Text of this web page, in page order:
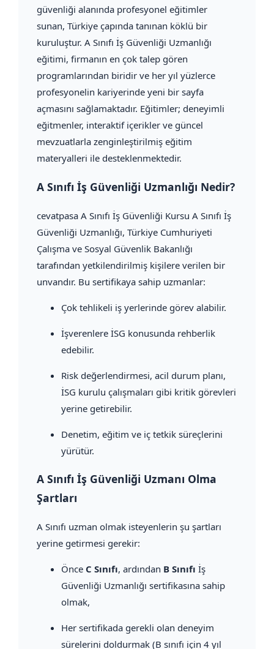
güvenliği alanında profesyonel eğitimler
sunan, Türkiye çapında tanınan köklü bir
kuruluştur. A Sınıfı İş Güvenliği Uzmanlığı
eğitimi, firmanın en çok talep gören
programlarından biridir ve her yıl yüzlerce
profesyonelin kariyerinde yeni bir sayfa
açmasını sağlamaktadır. Eğitimler; deneyimli
eğitmenler, interaktif içerikler ve güncel
mevzuatlarla zenginleştirilmiş eğitim
materyalleri ile desteklenmektedir.
A Sınıfı İş Güvenliği Uzmanlığı Nedir?
cevatpasa A Sınıfı İş Güvenliği Kursu A Sınıfı İş
Güvenliği Uzmanlığı, Türkiye Cumhuriyeti
Çalışma ve Sosyal Güvenlik Bakanlığı
tarafından yetkilendirilmiş kişilere verilen bir
unvandır. Bu sertifikaya sahip uzmanlar:
Çok tehlikeli iş yerlerinde görev alabilir.
İşverenlere İSG konusunda rehberlik
edebilir.
Risk değerlendirmesi, acil durum planı,
İSG kurulu çalışmaları gibi kritik görevleri
yerine getirebilir.
Denetim, eğitim ve iç tetkik süreçlerini
yürütür.
A Sınıfı İş Güvenliği Uzmanı Olma
Şartları
A Sınıfı uzman olmak isteyenlerin şu şartları
yerine getirmesi gerekir:
Önce C Sınıfı, ardından B Sınıfı İş
Güvenliği Uzmanlığı sertifikasına sahip
olmak,
Her sertifikada gerekli olan deneyim
sürelerini doldurmak (B sınıfı için 4 yıl